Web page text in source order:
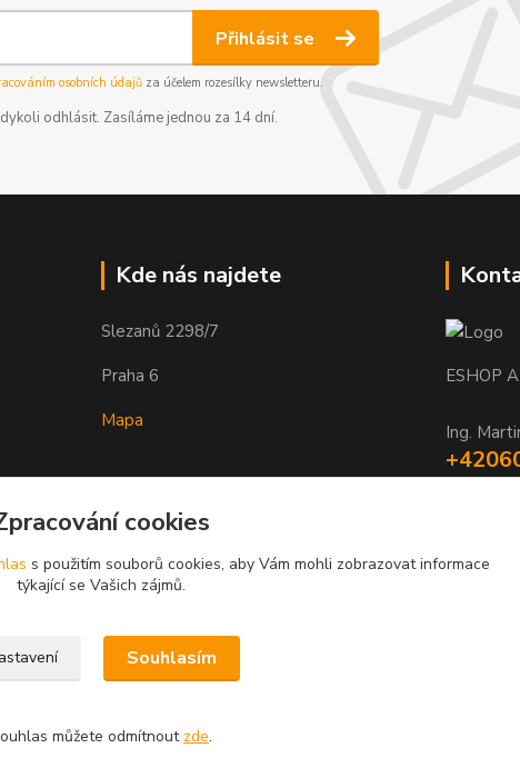
Přihlásit se
osobních údajůza účelem rozesílky newsletteru.
odhlásit. Zasíláme jednou za 14 dní.
Kde nás najdete
Slezanů 2298/7
Praha 6
Mapa
ESHOP
Ing.
cookies
s použitím souborů cookies, aby Vám mohli zobrazovat informace
týkající se Vašich zájmů.
Souhlasím
můžete odmítnout zde.